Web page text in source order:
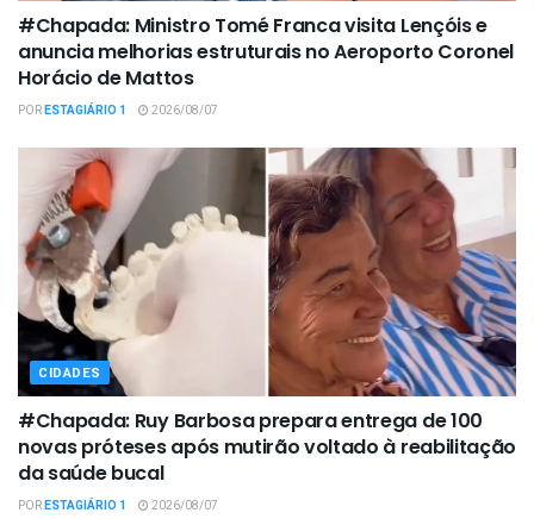
#Chapada: Ministro Tomé Franca visita Lençóis e
anuncia melhorias estruturais no Aeroporto Coronel
Horácio de Mattos
PORESTAGIÁRIO 1 2026/08/07
CIDADES
#Chapada: Ruy Barbosa prepara entrega de 100
novas próteses após mutirão voltado à reabilitação
da saúde bucal
PORESTAGIÁRIO 1 2026/08/07